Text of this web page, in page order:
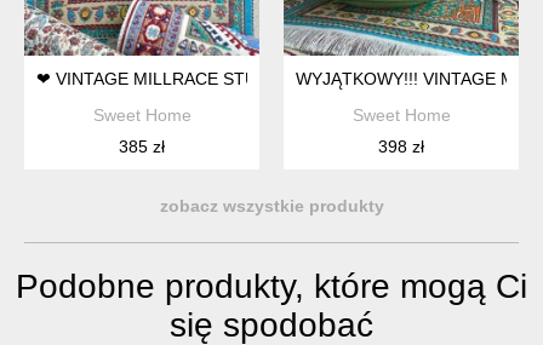
❤ VINTAGE MILLRACE STUDIO GLASS - PAPERWEIGHT -
Sweet Home
385 zł
Sweet Home
398 zł
zobacz wszystkie produkty
Podobne produkty, które mogą Ci
się spodobać